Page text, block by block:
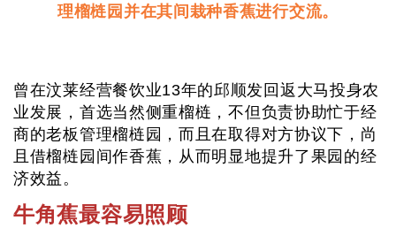
理榴梿园并在其间栽种香蕉进行交流。
曾在汶莱经营餐饮业13年的邱顺发回返大马投身农
业发展，首选当然侧重榴梿，不但负责协助忙于经
商的老板管理榴梿园，而且在取得对方协议下，尚
且借榴梿园间作香蕉，从而明显地提升了果园的经
济效益。
牛角蕉最容易照顾